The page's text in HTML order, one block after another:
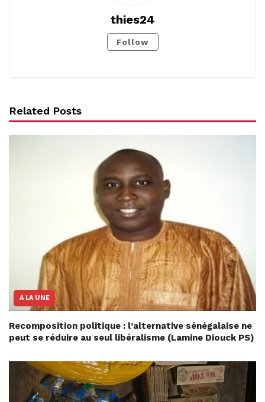
thies24
Follow
Related Posts
A LA UNE
Recomposition politique : l’alternative sénégalaise ne
peut se réduire au seul libéralisme (Lamine Diouck PS)